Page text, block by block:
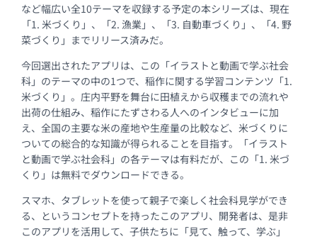
など幅広い全10テーマを収録する予定の本シリーズは、現在
「1. 米づくり」、「2. 漁業」、「3. 自動車づくり」、「4. 野
菜づくり」までリリース済みだ。
今回選出されたアプリは、この「イラストと動画で学ぶ社会
科」のテーマの中の1つで、稲作に関する学習コンテンツ「1.
米づくり」。庄内平野を舞台に田植えから収穫までの流れや
出荷の仕組み、稲作にたずさわる人へのインタビューに加
え、全国の主要な米の産地や生産量の比較など、米づくりに
ついての総合的な知識が得られることを目指す。「イラスト
と動画で学ぶ社会科」の各テーマは有料だが、この「1. 米づ
くり」は無料でダウンロードできる。
スマホ、タブレットを使って親子で楽しく社会科見学ができ
る、というコンセプトを持ったこのアプリ、開発者は、是非
このアプリを活用して、子供たちに「見て、触って、学ぶ」